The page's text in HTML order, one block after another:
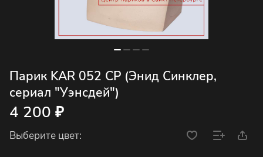
Парик KAR 052 CP (Энид Синклер,
сериал "Уэнсдей")
4 200 ₽
Выберите цвет: